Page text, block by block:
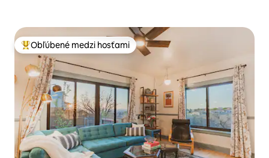
Najobľúbenejšie medzi hosťami
Obľúbené medzi hosťami